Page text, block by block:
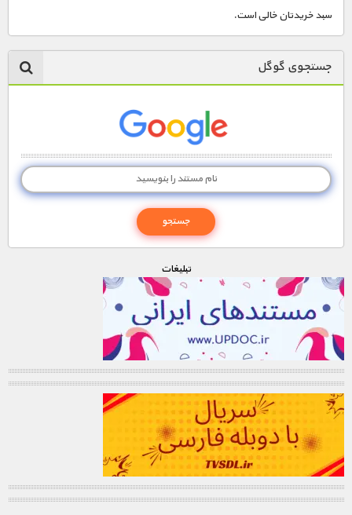
سبد خریدتان خالی است.
جستجوی گوگل
تبليغات